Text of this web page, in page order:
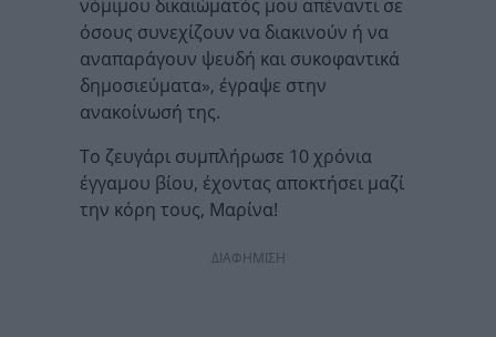
νόμιμου δικαιώματός μου απέναντι σε
όσους συνεχίζουν να διακινούν ή να
αναπαράγουν ψευδή και συκοφαντικά
δημοσιεύματα», έγραψε στην
ανακοίνωσή της.
Το ζευγάρι συμπλήρωσε 10 χρόνια
έγγαμου βίου, έχοντας αποκτήσει μαζί
την κόρη τους, Μαρίνα!
ΔΙΑΦΗΜΙΣΗ